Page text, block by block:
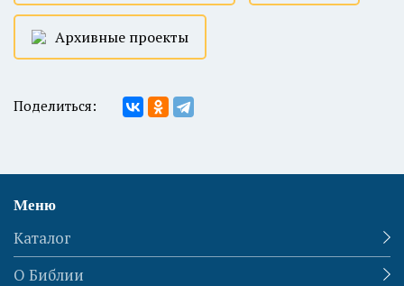
Архивные проекты
Поделиться:
Меню
Каталог
О Библии